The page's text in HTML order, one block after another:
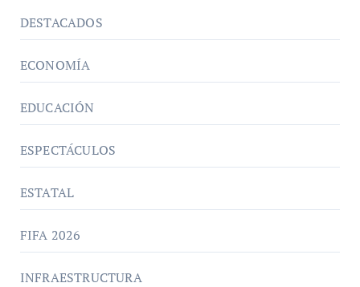
DESTACADOS
ECONOMÍA
EDUCACIÓN
ESPECTÁCULOS
ESTATAL
FIFA 2026
INFRAESTRUCTURA